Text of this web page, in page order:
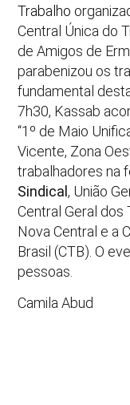
Trabalho
Central Única do
de Amigos de
parabenizou os
fundamental
7h30, Kassab
“1º de Maio
Vicente, Zona
trabalhadores na
Sindical, União
Central Geral dos
Nova Central e a
Brasil (CTB). O
pessoas.
Camila Abud